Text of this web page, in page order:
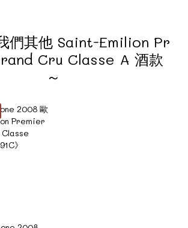
們其他 Saint-Emilion Pr
Cru Classe A 酒款
～